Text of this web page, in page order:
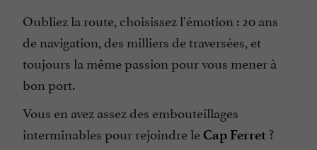
Oubliez la route, choisissez l’émotion : 20 ans
de navigation, des milliers de traversées, et
toujours la même passion pour vous mener à
bon port.
Vous en avez assez des embouteillages
interminables pour rejoindre leCap Ferret ?